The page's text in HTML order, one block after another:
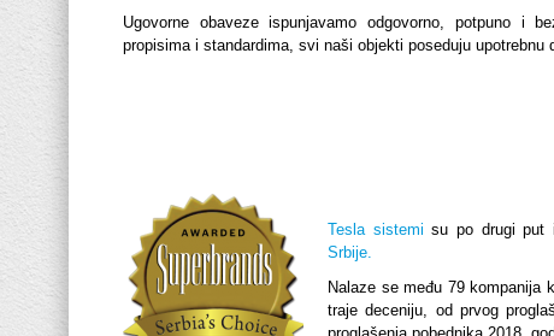
Ugovorne obaveze ispunjavamo odgovorno, potpuno i
propisima i standardima, svi naši objekti poseduju upotrebnu
Tesla sistemi su po drugi put
Srbije.
Nalaze se među 79 kompanija
traje deceniju, od prvog